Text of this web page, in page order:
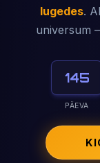
lugedes.
universum
145
PÄEVA